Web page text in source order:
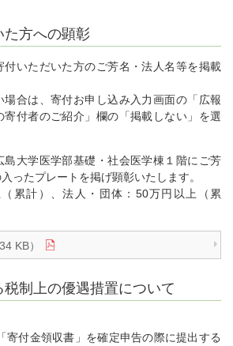
た方への顕彰
付いただいた方のご芳名・法人名等を掲載
合は、寄付お申し込み入力画面の「広報
付者のご紹介」欄の「掲載しない」を選
島大学医学部基礎・社会医学棟１階にご芳
ったプレートを掲げ顕彰いたします。
（累計）、法人・団体：50万円以上（累
KB）
制上の優遇措置について
寄付金領収書」を確定申告の際に提出する